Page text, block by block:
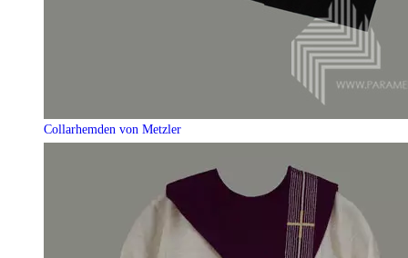
Collarhemden von Metzler